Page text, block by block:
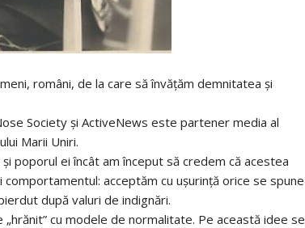
români, de la care să învățăm demnitatea și
Society și ActiveNews este partener media al
Marii Uniri.
poporul ei încât am început să credem că acestea
acceptăm cu ușurință orice se spune
după valuri de indignări.
cu modele de normalitate. Pe această idee se